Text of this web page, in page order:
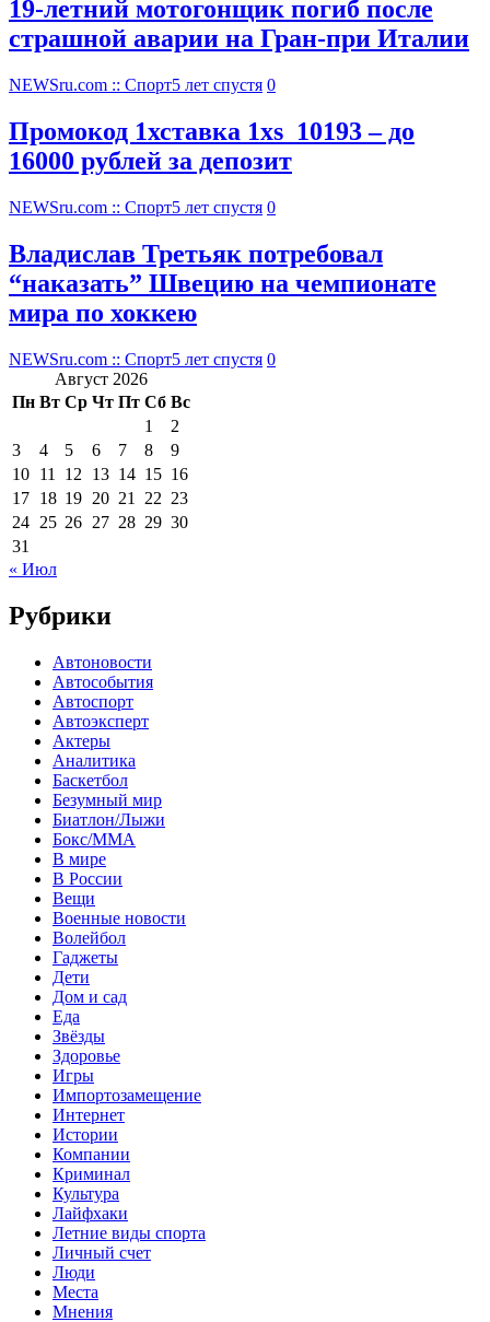
19-летний мотогонщик погиб после
страшной аварии на Гран-при Италии
NEWSru.com :: Спорт5 лет спустя 0
Промокод 1хставка 1xs_10193 – до
16000 рублей за депозит
NEWSru.com :: Спорт5 лет спустя 0
Владислав Третьяк потребовал
“наказать” Швецию на чемпионате
мира по хоккею
NEWSru.com :: Спорт5 лет спустя 0
Август 2026
Пн Вт Ср Чт Пт Сб Вс
1
2
3
4 5 6 7 8
9
10 11 12 13 14 15 16
17 18 19 20 21 22 23
24 25 26 27 28 29 30
31
« Июл
Рубрики
Автоновости
Автособытия
Автоспорт
Автоэксперт
Актеры
Аналитика
Баскетбол
Безумный мир
Биатлон/Лыжи
Бокс/MMA
В мире
В России
Вещи
Военные новости
Волейбол
Гаджеты
Дети
Дом и сад
Еда
Звёзды
Здоровье
Игры
Импортозамещение
Интернет
Истории
Компании
Криминал
Культура
Лайфхаки
Летние виды спорта
Личный счет
Люди
Места
Мнения